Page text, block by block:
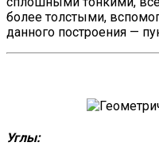
более толстыми,
данного построения —
Углы: